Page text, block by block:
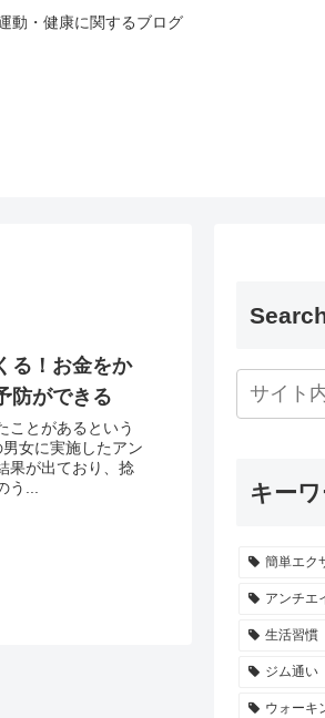
動・健康に関するブログ
る！お金をか
防ができる
ことがあるという
女に実施したアン
果が出ており、捻
...
キー
簡単エク
アンチエ
生活習慣
ジム通い
ウォーキ